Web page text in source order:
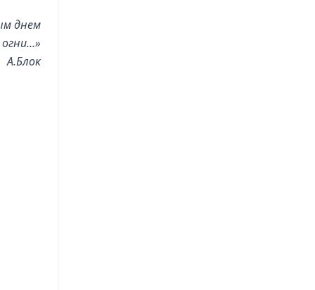
днем
А.Блок